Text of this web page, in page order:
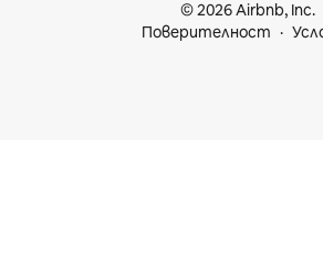
© 2026 Airbnb, Inc.
Поверителност